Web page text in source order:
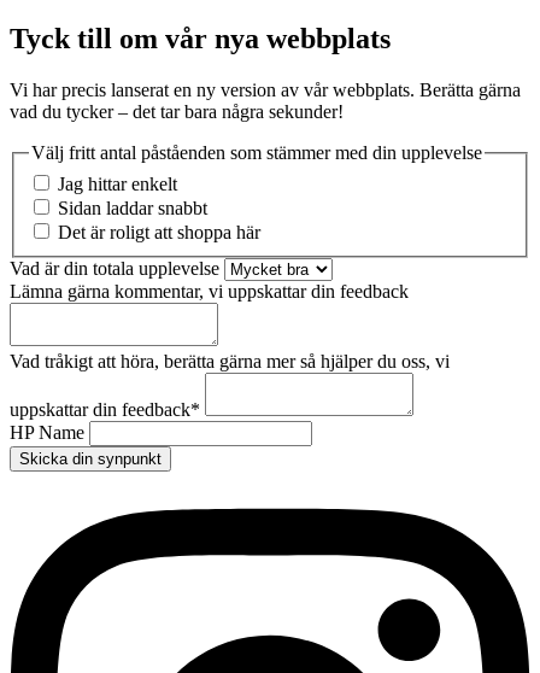
Tyck till om vår nya webbplats
Vi har precis lanserat en ny version av vår webbplats. Berätta gärna
vad du tycker – det tar bara några sekunder!
Välj fritt antal påståenden som stämmer med din upplevelse
Jag hittar enkelt
Sidan laddar snabbt
Det är roligt att shoppa här
Vad är din totala upplevelse
Lämna gärna kommentar, vi uppskattar din feedback
Vad tråkigt att höra, berätta gärna mer så hjälper du oss, vi
uppskattar din feedback*
HP Name
Skicka din synpunkt